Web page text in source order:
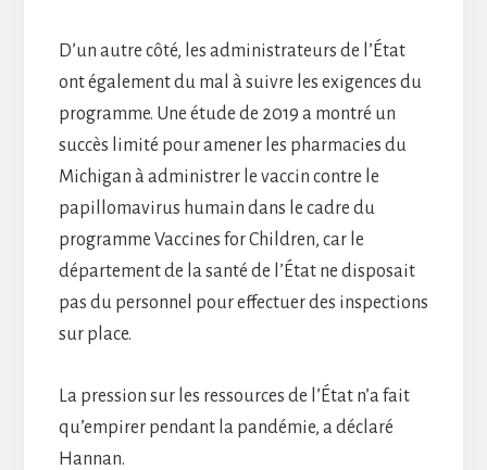
D’un autre côté, les administrateurs de l’État
ont également du mal à suivre les exigences du
programme. Une étude de 2019 a montré un
succès limité pour amener les pharmacies du
Michigan à administrer le vaccin contre le
papillomavirus humain dans le cadre du
programme Vaccines for Children, car le
département de la santé de l’État ne disposait
pas du personnel pour effectuer des inspections
sur place.
La pression sur les ressources de l’État n’a fait
qu’empirer pendant la pandémie, a déclaré
Hannan.